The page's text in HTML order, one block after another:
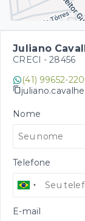
Juliano
CRECI - 28456
(41) 99652-
Nome
Telefone
E-mail